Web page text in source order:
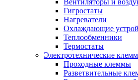
Вентиляторы и
Гигростаты
Нагреватели
Охлаждающие
Теплообменники
Термостаты
Электротехнические
Проходные клеммы
Разветвительные